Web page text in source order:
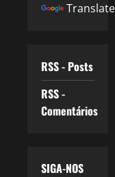
Translate
RSS - Posts
RSS -
Comentários
SIGA-NOS